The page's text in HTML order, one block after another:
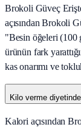
Brokoli Güveç
açısından Brokoli
"Besin öğeleri (100
ürünün fark
kas onarımı ve
Kilo verme
Kalori açısından